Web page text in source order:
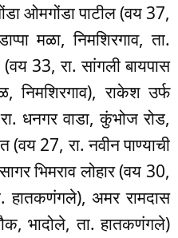
ओमगोंडा पाटील (वय 37,
मळा, निमशिरगाव, ता.
33, रा. सांगली बायपास
निमशिरगाव), राकेश उर्फ
धनगर वाडा, कुंभोज रोड,
(वय 27, रा. नवीन पाण्याची
भिमराव लोहार (वय 30,
हातकणंगले), अमर रामदास
भादोले, ता. हातकणंगले)